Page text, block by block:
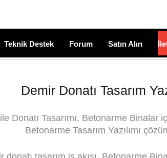
Teknik Destek Forum Satın Alın
Demir Donatı Tasarım
Donatı Tasarımı, Betonarme Binalar
Betonarme Tasarım Yazılımı